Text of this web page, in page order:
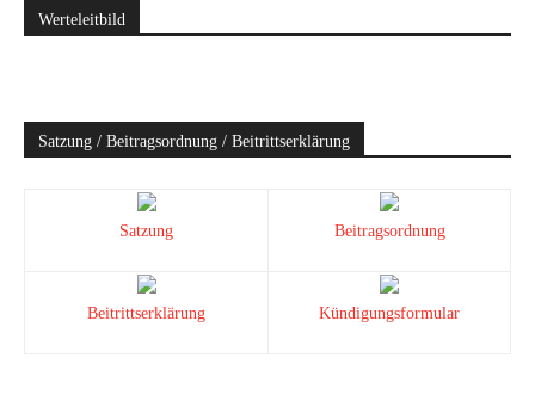
Werteleitbild
Satzung / Beitragsordnung / Beitrittserklärung
Satzung Beitragsordnung
Beitrittserklärung Kündigungsformular